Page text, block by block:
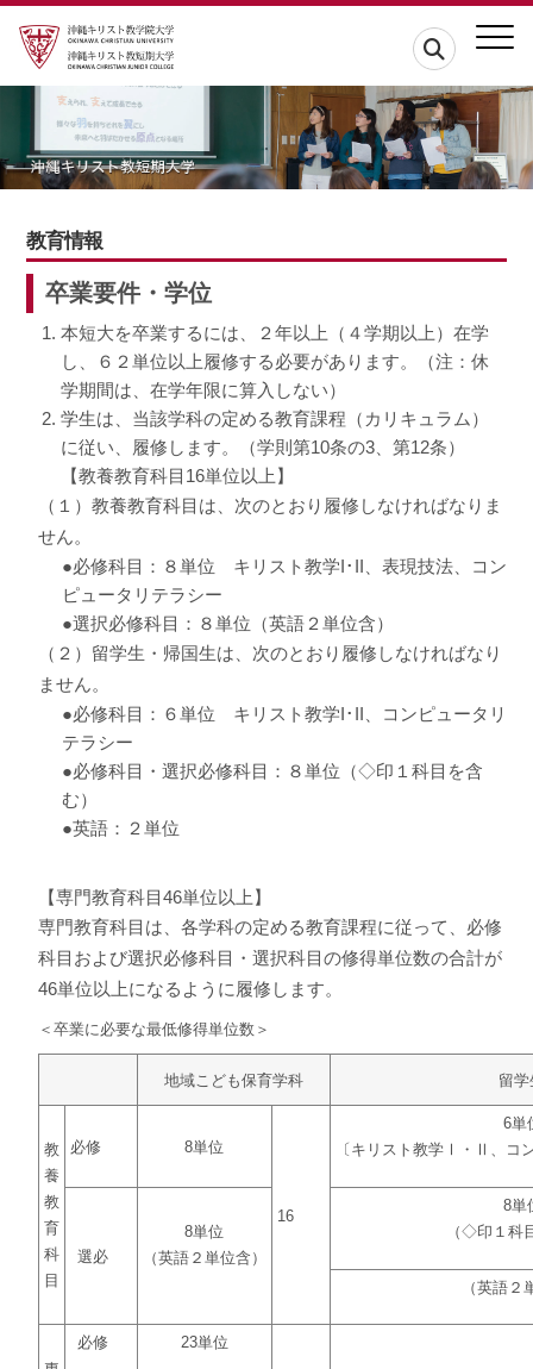
教育情報
卒業要件・学位
本短大を卒業するには、２年以上（４学期以上）在学
し、６２単位以上履修する必要があります。（注：休
学期間は、在学年限に算入しない）
学生は、当該学科の定める教育課程（カリキュラム）
に従い、履修します。（学則第10条の3、第12条）
【教養教育科目16単位以上】
（１）教養教育科目は、次のとおり履修しなければなりま
せん。
●必修科目：８単位 キリスト教学I･II、表現技法、コン
ピュータリテラシー
●選択必修科目：８単位（英語２単位含）
（２）留学生・帰国生は、次のとおり履修しなければなり
ません。
●必修科目：６単位 キリスト教学I･II、コンピュータリ
テラシー
●必修科目・選択必修科目：８単位（◇印１科目を含
む）
●英語：２単位
【専門教育科目46単位以上】
専門教育科目は、各学科の定める教育課程に従って、必修
科目および選択必修科目・選択科目の修得単位数の合計が
46単位以上になるように履修します。
＜卒業に必要な最低修得単位数＞
地域こども保育学科 留
教
養
教
育
科
目
必修 8単位
16
6単
〔キリスト教学Ⅰ・Ⅱ、
選必
8単位
（英語２単位含）
8単
（◇印１科
（英語２
必修 23単位